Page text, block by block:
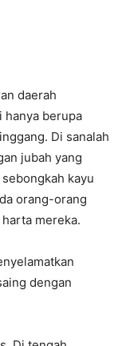
daerah
hanya berupa
Di sanalah
jubah yang
kayu
orang-orang
mereka.
dengan